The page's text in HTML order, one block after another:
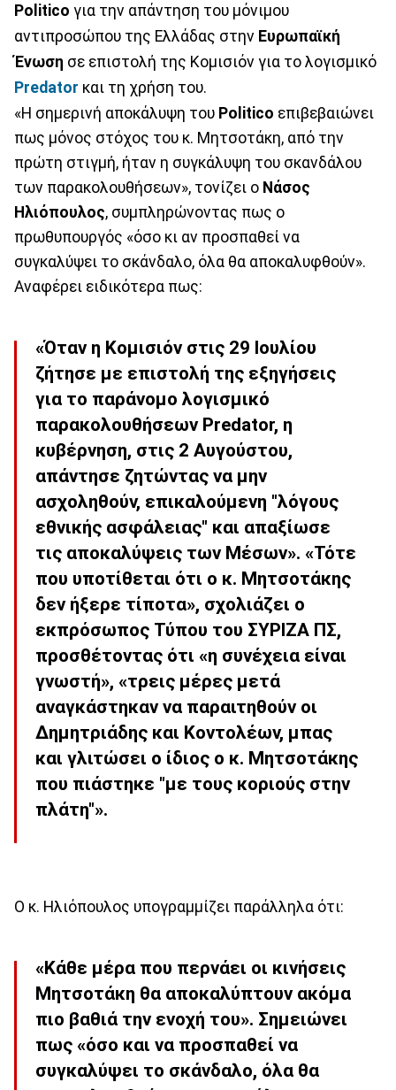
Politico για την απάντηση του μόνιμου
αντιπροσώπου της Ελλάδας στην Ευρωπαϊκή
Ένωση σε επιστολή της Κομισιόν για το λογισμικό
Predator και τη χρήση του.
«Η σημερινή αποκάλυψη του Politico επιβεβαιώνει
πως μόνος στόχος του κ. Μητσοτάκη, από την
πρώτη στιγμή, ήταν η συγκάλυψη του σκανδάλου
των παρακολουθήσεων», τονίζει ο Νάσος
Ηλιόπουλος, συμπληρώνοντας πως ο
πρωθυπουργός «όσο κι αν προσπαθεί να
συγκαλύψει το σκάνδαλο, όλα θα αποκαλυφθούν».
Αναφέρει ειδικότερα πως:
«Όταν η Κομισιόν στις 29 Ιουλίου
ζήτησε με επιστολή της εξηγήσεις
για το παράνομο λογισμικό
παρακολουθήσεων Predator, η
κυβέρνηση, στις 2 Αυγούστου,
απάντησε ζητώντας να μην
ασχοληθούν, επικαλούμενη "λόγους
εθνικής ασφάλειας" και απαξίωσε
τις αποκαλύψεις των Μέσων». «Τότε
που υποτίθεται ότι ο κ. Μητσοτάκης
δεν ήξερε τίποτα», σχολιάζει ο
εκπρόσωπος Τύπου του ΣΥΡΙΖΑ ΠΣ,
προσθέτοντας ότι «η συνέχεια είναι
γνωστή», «τρεις μέρες μετά
αναγκάστηκαν να παραιτηθούν οι
Δημητριάδης και Κοντολέων, μπας
και γλιτώσει ο ίδιος ο κ. Μητσοτάκης
που πιάστηκε "με τους κοριούς στην
πλάτη"».
Ο κ. Ηλιόπουλος υπογραμμίζει παράλληλα ότι:
«Κάθε μέρα που περνάει οι κινήσεις
Μητσοτάκη θα αποκαλύπτουν ακόμα
πιο βαθιά την ενοχή του». Σημειώνει
πως «όσο και να προσπαθεί να
συγκαλύψει το σκάνδαλο, όλα θα